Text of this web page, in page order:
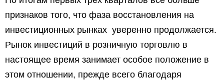
признаков того, что фаза восстановления на
инвестиционных рынках уверенно продолжается.
Рынок инвестиций в розничную торговлю в
настоящее время занимает особое положение в
этом отношении, прежде всего благодаря